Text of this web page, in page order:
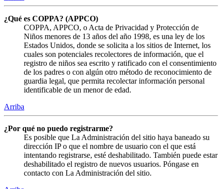
¿Qué es COPPA? (APPCO)
COPPA, APPCO, o Acta de Privacidad y Protección de
Niños menores de 13 años del año 1998, es una ley de los
Estados Unidos, donde se solicita a los sitios de Internet, los
cuales son potenciales recolectores de información, que el
registro de niños sea escrito y ratificado con el consentimiento
de los padres o con algún otro método de reconocimiento de
guardia legal, que permita recolectar información personal
identificable de un menor de edad.
Arriba
¿Por qué no puedo registrarme?
Es posible que La Administración del sitio haya baneado su
dirección IP o que el nombre de usuario con el que está
intentando registrarse, esté deshabilitado. También puede estar
deshabilitado el registro de nuevos usuarios. Póngase en
contacto con La Administración del sitio.